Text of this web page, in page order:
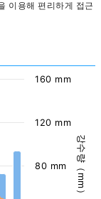
이용해 편리하게 접근
강수량（mm）
80 mm
120 mm
160 mm